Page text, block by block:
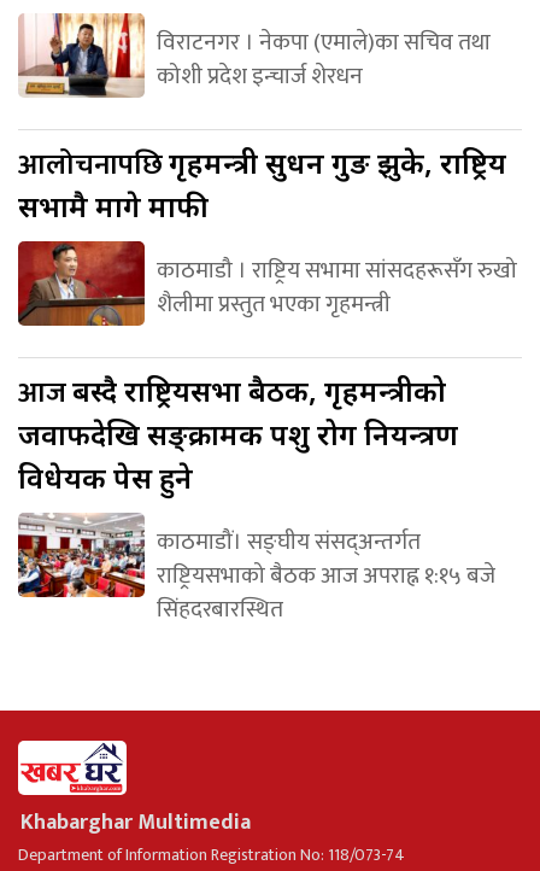
विराटनगर । नेकपा (एमाले)का सचिव तथा
कोशी प्रदेश इन्चार्ज शेरधन
आलोचनापछिगृहमन्त्री सुधन गुरुङ झुके, राष्ट्रिय
सभामै मागे माफी
काठमाडौ । राष्ट्रिय सभामा सांसदहरूसँग रुखो
शैलीमा प्रस्तुत भएका गृहमन्त्री
आजबस्दै राष्ट्रियसभा बैठक, गृहमन्त्रीको
जवाफदेखि सङ्क्रामक पशु रोग नियन्त्रण
विधेयक पेस हुने
काठमाडौं। सङ्घीय संसद्अन्तर्गत
राष्ट्रियसभाको बैठक आज अपराह्न १:१५ बजे
सिंहदरबारस्थित
Khabarghar Multimedia
Department of Information Registration No: 118/073-74